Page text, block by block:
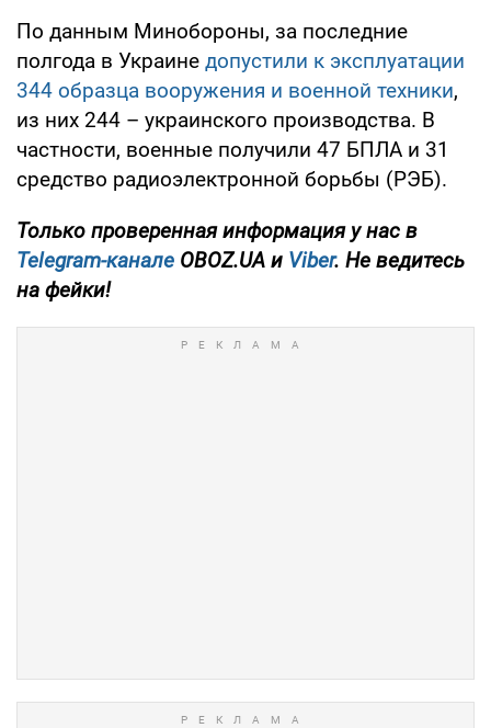
По данным Минобороны, за последние
полгода в Украине допустили к эксплуатации
344 образца вооружения и военной техники,
из них 244 – украинского производства. В
частности, военные получили 47 БПЛА и 31
средство радиоэлектронной борьбы (РЭБ).
Только проверенная информация у нас в
Telegram-канале OBOZ.UA и Viber. Не ведитесь
на фейки!